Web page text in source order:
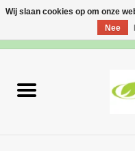
Wij slaan cookies op om onze
Nee